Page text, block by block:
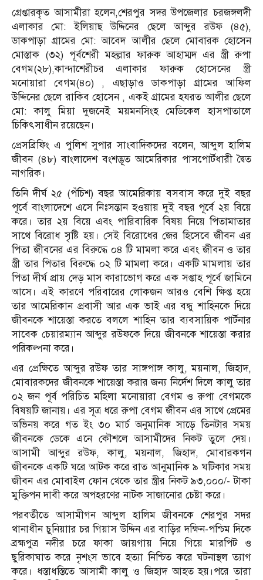
গ্রেপ্তারকৃত আসামীরা হলেন,শেরপুর সদর উপজেলার চরজঙ্গলদী
এলাকার মো: ইলিয়াছ উদ্দিনের ছেলে আব্দুর রউফ (৪৫),
ডাকপাড়া গ্রামের মো: আবেদ আলীর ছেলে মোবারক হোসেন
মোস্তাক (৩২) পূর্বশেরী মহল্লার ফারুক আহাম্মদ এর স্ত্রী রুপা
বেগম(২৮),কান্দাশেরীচর এলাকার ফারুক হোসেনের স্ত্রী
মনোয়ারা বেগম(৪০) , এছাড়াও ডাকপাড়া গ্রামের আফিল
উদ্দিনের ছেলে রাকিব হোসেন , একই গ্রামের হযরত আলীর ছেলে
মো: কালু মিয়া দুজনেই ময়মনসিংহ মেডিকেল হাসপাতালে
চিকিৎসাধীন রয়েছেন।
প্রেসব্রিফিং এ পুলিশ সুপার সাংবাদিকদের বলেন, আব্দুল হালিম
জীবন (৪৮) বাংলাদেশ বংশদ্ভূত আমেরিকার পাসপোর্টধারী দ্বৈত
নাগরিক।
তিনি দীর্ঘ ২৫ (পঁচিশ) বছর আমেরিকায় বসবাস করে দুই বছর
পূর্বে বাংলাদেশে এসে নিঃসন্তান হওয়ায় দুই বছর পূর্বে ২য় বিয়ে
করে। তার ২য় বিয়ে এবং পারিবারিক বিষয় নিয়ে পিতামাতার
সাথে বিরোধ সৃষ্টি হয়। সেই বিরোধের জের হিসেবে জীবন এর
পিতা জীবনের এর বিরুদ্ধে ০৪ টি মামলা করে এবং জীবন ও তার
স্ত্রী তার পিতার বিরুদ্ধে ০২ টি মামলা করে। একটি মামলায় তার
পিতা দীর্ঘ প্রায় দেড় মাস কারাভোগ করে এক সপ্তাহ পূর্বে জামিনে
আসে। এই কারণে পরিবারের লোকজন আরও বেশি ক্ষিপ্ত হয়ে
তার আমেরিকান প্রবাসী আর এক ভাই এর বন্ধু শাহিনকে দিয়ে
জীবনকে শায়েস্তা করতে বললে শাহিন তার ব্যবসায়িক পার্টনার
সাবেক চেয়ারম্যান আব্দুর রউফকে দিয়ে জীবনকে শায়েস্তা করার
পরিকল্পনা করে।
এর প্রেক্ষিতে আব্দুর রউফ তার সাঙ্গপাঙ্গ কালু, ময়নাল, জিহাদ,
মোবারকদের জীবনকে শায়েস্তা করার জন্য নির্দেশ দিলে কালু তার
০২ জন পূর্ব পরিচিত মহিলা মনোয়ারা বেগম ও রুপা বেগমকে
বিষয়টি জানায়। এর সূত্র ধরে রুপা বেগম জীবন এর সাথে প্রেমের
অভিনয় করে গত ইং ৩০ মার্চ অনুমানিক সাড়ে তিনটার সময়
জীবনকে ডেকে এনে কৌশলে আসামীদের নিকট তুলে দেয়।
আসামী আব্দুর রউফ, কালু, ময়নাল, জিহাদ, মোবারকগন
জীবনকে একটি ঘরে আটক করে রাত আনুমানিক ৯ ঘটিকার সময়
জীবন এর মোবাইল ফোন থেকে তার স্ত্রীর নিকট ৯৩,০০০/- টাকা
মুক্তিপন দাবী করে অপহরণের নাটক সাজানোর চেষ্টা করে।
পরবর্তীতে আসামীগন আব্দুল হালিম জীবনকে শেরপুর সদর
থানাধীন চুনিয়াার চর গিয়াস উদ্দিন এর বাড়ির দক্ষিন-পশ্চিম দিকে
ব্রহ্মপুত্র নদীর চরে ফাকা জায়গায় নিয়ে গিয়ে মারপিট ও
ছুরিকাঘাত করে নৃশংস ভাবে হত্যা নিশ্চিত করে ঘটনাস্থল ত্যাগ
করে। ধস্তাধস্তিতে আসামী কালু ও জিহাদ আহত হয়।পরে তারা